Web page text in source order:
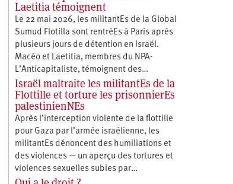
Laetitia témoignent
Le 22 mai 2026, les militantEs de la Global
Sumud Flotilla sont rentréEs à Paris après
plusieurs jours de détention en Israël.
Macéo et Laetitia, membres du ‪NPA-
L’Anticapitaliste, témoignent des…
Israël maltraite les militantEs de la
Flottille et torture les prisonnierEs
palestinienNEs
Après l’interception violente de la flottille
pour Gaza par l’armée israélienne, les
militantEs dénoncent des humiliations et
des violences — un aperçu des tortures et
violences sexuelles subies par…